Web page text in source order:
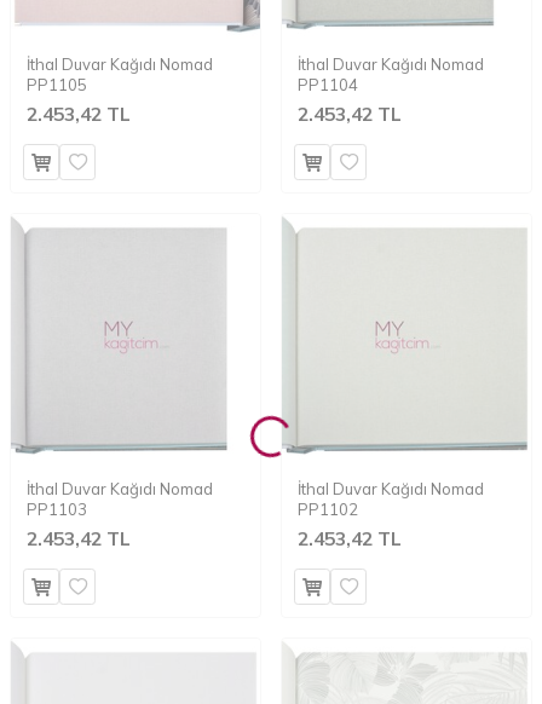
İthal Duvar Kağıdı Nomad
PP1105
2.453,42 TL
İthal Duvar Kağıdı Nomad
PP1104
2.453,42 TL
İthal Duvar Kağıdı Nomad
PP1103
2.453,42 TL
İthal Duvar Kağıdı Nomad
PP1102
2.453,42 TL